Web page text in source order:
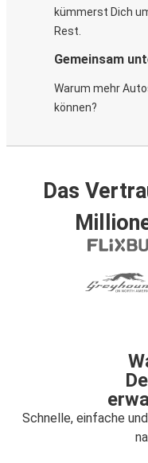
kümmerst Dich
Rest.
Gemeinsam
Warum mehr
können?
Das
Schnelle, einfache